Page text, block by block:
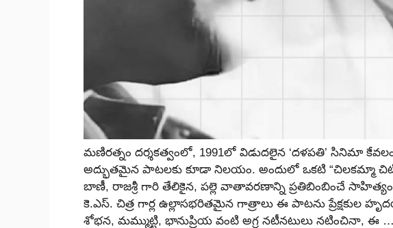
మణిరత్నం దర్శకత్వంలో, 1991లో విడుదలైన ‘దళపతి’ సినిమా
అద్భుతమైన పాటలకు కూడా నిలయం. అందులో ఒకటి
బాణీ, రాజశ్రీ గారి తేలికైన, పల్లె వాతావరణాన్ని ప్రతిబింబించే
కె.ఎస్. చిత్ర గార్ల ఉల్లాసభరితమైన గాత్రాలు ఈ పాటను ప్రేక్షకుల
శోభన, మమ్ముట్టి, భానుప్రియ వంటి అగ్ర నటీనటులు నటించినా, ఈ …